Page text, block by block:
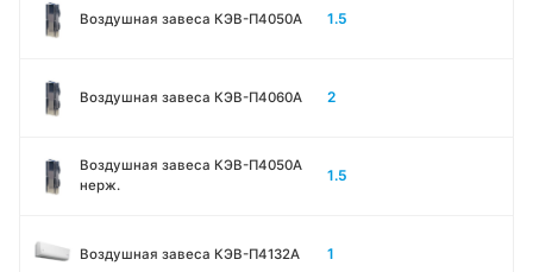
Воздушная завеса КЭВ-П4050A 1.5
Воздушная завеса КЭВ-П4060A 2
Воздушная завеса КЭВ-П4050A
нерж.
1.5
Воздушная завеса КЭВ-П4132A 1